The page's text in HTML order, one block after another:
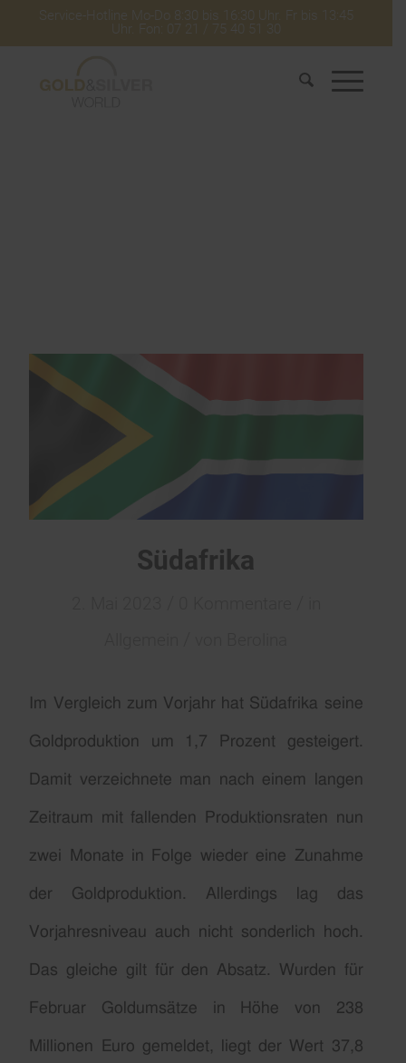
Service-Hotline Mo-Do 8:30 bis 16:30 Uhr. Fr bis 13:45
Uhr. Fon: 07 21 / 75 40 51 30
Südafrika
Im Vergleich zum Vorjahr hat Südafrika seine
Goldproduktion um 1,7 Prozent gesteigert.
Damit verzeichnete man nach einem langen
Zeitraum mit fallenden Produktionsraten nun
zwei Monate in Folge wieder eine Zunahme
der Goldproduktion. Allerdings lag das
Vorjahresniveau auch nicht sonderlich hoch.
Das gleiche gilt für den Absatz. Wurden für
Februar Goldumsätze in Höhe von 238
Millionen Euro gemeldet, liegt der Wert 37,8